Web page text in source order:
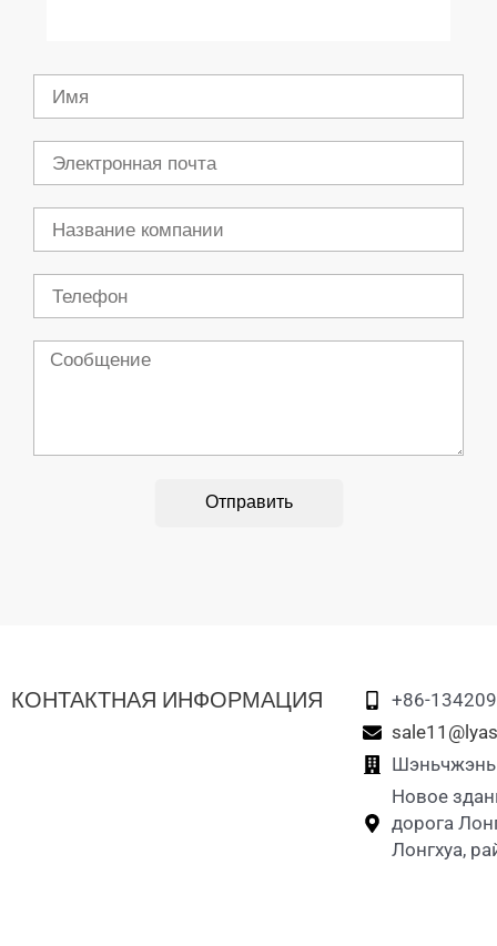
Имя
Электронная
почта
Компания
Телефон
Сообщение
Отправить
КОНТАКТНАЯ ИНФОРМАЦИЯ
+86-
Шэньчжэнь
Новое
дорога
Лонгхуа,